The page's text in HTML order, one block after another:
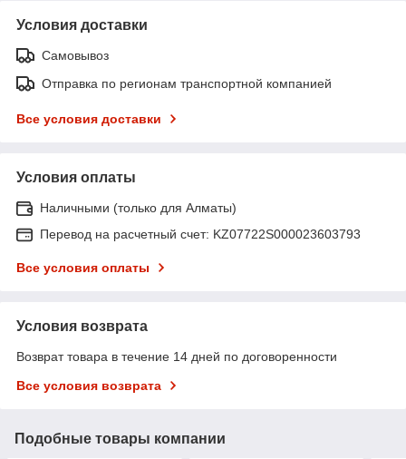
Условия доставки
Самовывоз
Отправка по регионам транспортной компанией
Все условия доставки
Условия оплаты
Наличными (только для Алматы)
Перевод на расчетный счет: KZ07722S000023603793
Все условия оплаты
Условия возврата
Возврат товара в течение 14 дней по договоренности
Все условия возврата
Подобные товары компании